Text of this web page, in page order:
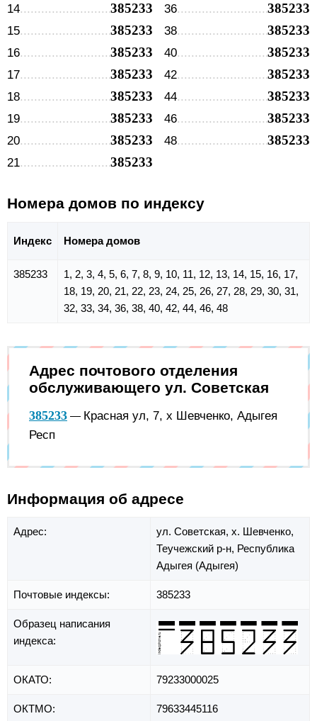
14 385233
15 385233
16 385233
17 385233
18 385233
19 385233
20 385233
21 385233
36 385233
38 385233
40 385233
42 385233
44 385233
46 385233
48 385233
Номера домов по индексу
Индекс Номера домов
385233
1, 2, 3, 4, 5, 6, 7, 8, 9, 10, 11, 12, 13, 14, 15, 16, 17,
18, 19, 20, 21, 22, 23, 24, 25, 26, 27, 28, 29, 30, 31,
32, 33, 34, 36, 38, 40, 42, 44, 46, 48
Адрес почтового отделения
обслуживающего ул. Советская
385233 — Красная ул, 7, х Шевченко, Адыгея
Респ
Информация об адресе
Адрес: ул. Советская, х. Шевченко,
Теучежский р-н, Республика
Адыгея (Адыгея)
Почтовые индексы: 385233
Образец написания
индекса:
ОКАТО: 79233000025
ОКТМО: 79633445116